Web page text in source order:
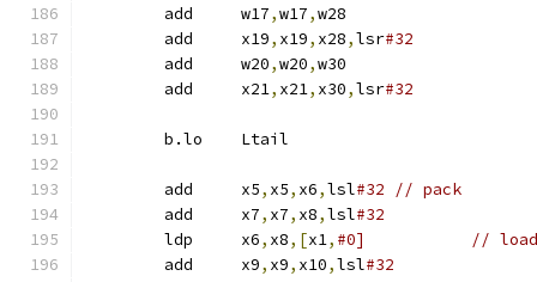
	add	w17
,w17,w28
	add	x19
, x19, x28,lsr#32
	add	w20
,w20,w30
	add	x21
, x21, x30,lsr#32
	b.lo	Ltail
	add	x5
, x5, x6,lsl
#32	// pack
	add	x7
, x7, x8,lsl#32
	ldp	x6
, x8,[x1,
#0]		//
	add	x9
, x9, x10,lsl#32